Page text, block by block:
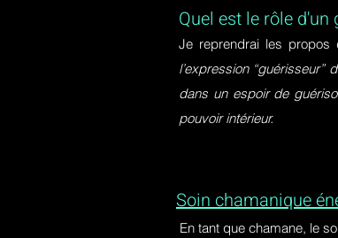
Quel est le rôle
Je reprendrai les
l’expression
dans un espoir de
pouvoir intérieur.
Soin chamanique
En tant que chamane, le